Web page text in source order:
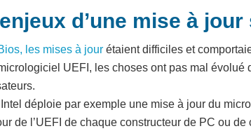
d’une mise à
les mises à jour étaient difficiles et
UEFI, les choses ont pas mal évolué
déploie par exemple une mise à jour du
de l’UEFI de chaque constructeur de PC ou